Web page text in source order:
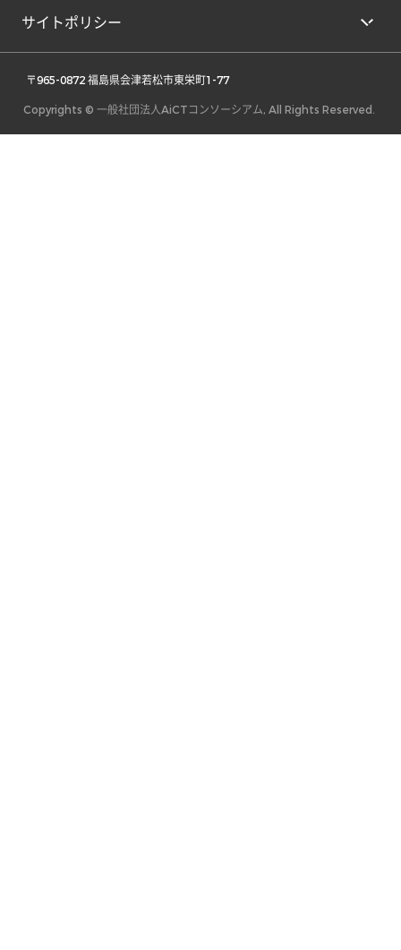
サイトポリシー
〒965-0872 福島県会津若松市東栄町1-77
Copyrights © 一般社団法人AiCTコンソーシアム, All Rights Reserved.